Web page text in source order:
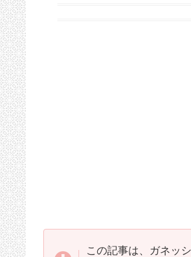
この記事は、ガネッ